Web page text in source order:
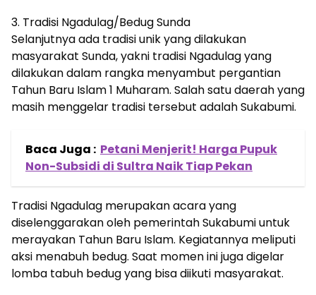
3. Tradisi Ngadulag/Bedug Sunda
Selanjutnya ada tradisi unik yang dilakukan
masyarakat Sunda, yakni tradisi Ngadulag yang
dilakukan dalam rangka menyambut pergantian
Tahun Baru Islam 1 Muharam. Salah satu daerah yang
masih menggelar tradisi tersebut adalah Sukabumi.
Baca Juga : Petani Menjerit! Harga Pupuk
Non-Subsidi di Sultra Naik Tiap Pekan
Tradisi Ngadulag merupakan acara yang
diselenggarakan oleh pemerintah Sukabumi untuk
merayakan Tahun Baru Islam. Kegiatannya meliputi
aksi menabuh bedug. Saat momen ini juga digelar
lomba tabuh bedug yang bisa diikuti masyarakat.